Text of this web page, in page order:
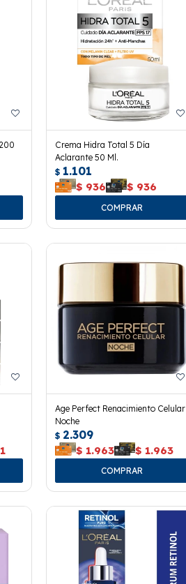
Crema Hidra Total 5 Día
Aclarante 50 Ml.
$ 1.101
$ 936 $ 936
Age Perfect Renacimiento Celular
Noche
$ 2.309
$ 1.963 $ 1.963